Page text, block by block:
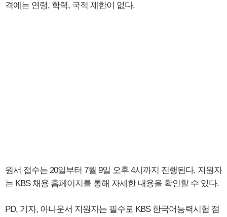
격에는 연령, 학력, 국적 제한이 없다.
원서 접수는 20일부터 7월 9일 오후 4시까지 진행된다. 지원자
는 KBS 채용 홈페이지를 통해 자세한 내용을 확인할 수 있다.
PD, 기자, 아나운서 지원자는 필수로 KBS 한국어능력시험 점